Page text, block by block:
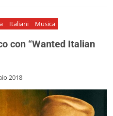
Italiani Musica
con “Wanted Italian
2018